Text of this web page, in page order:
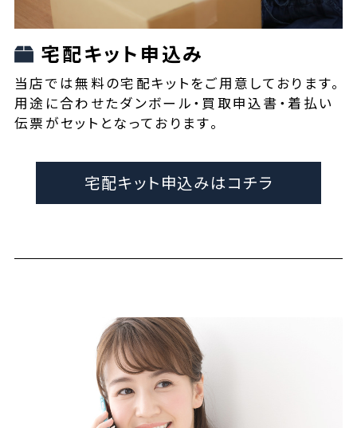
宅配キット申込み
当店では無料の宅配キットをご用意しております。
用途に合わせたダンボール・買取申込書・着払い
伝票がセットとなっております。
宅配キット申込みはコチラ